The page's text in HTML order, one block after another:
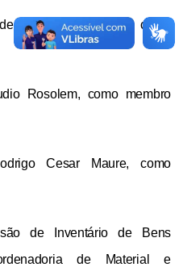
Freitas Cruz Junior, como
Rosolem, como membro
Cesar Maure, como
de Inventário de Bens
de
Material e